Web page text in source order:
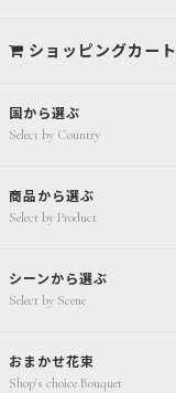
国から選ぶ
Select by Country
商品から選ぶ
Select by Product
シーンから選ぶ
Select by Scene
おまかせ花束
Shop's choice Bouquet
ショッピングカート